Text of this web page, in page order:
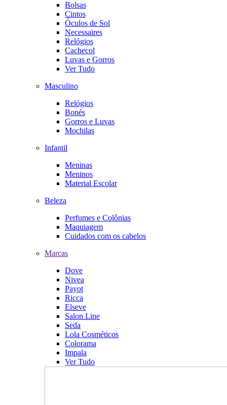
Bolsas
Cintos
Óculos de Sol
Necessaires
Relógios
Cachecol
Luvas e Gorros
Ver Tudo
Masculino
Relógios
Bonés
Gorros e Luvas
Mochilas
Infantil
Meninas
Meninos
Material Escolar
Beleza
Perfumes e Colônias
Maquiagem
Cuidados com os cabelos
Marcas
Dove
Nivea
Payot
Ricca
Elseve
Salon Line
Seda
Lola Cosméticos
Colorama
Impala
Ver Tudo